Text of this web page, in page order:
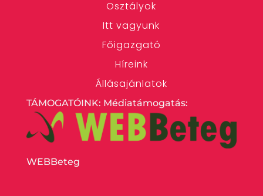
Osztályok
Itt vagyunk
Főigazgató
Híreink
Állásajánlatok
TÁMOGATÓINK: Médiatámogatás:
WEBBeteg